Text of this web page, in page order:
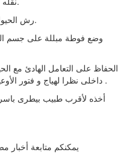
2- رش الحيوان بماء الصنبور ليس باردا أو دافئا.
داخلى نظرا لهياج و فتور الأوعية الداخلية، والغدد مثل الطحال وغيره .
يمكنكم متابعة أخبار